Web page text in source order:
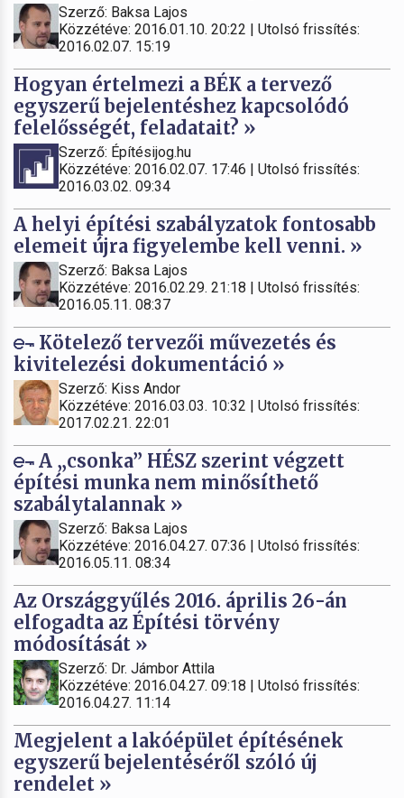
Szerző: Baksa Lajos
Közzétéve: 2016.01.10. 20:22 | Utolsó frissítés:
2016.02.07. 15:19
Hogyan értelmezi a BÉK a tervező
egyszerű bejelentéshez kapcsolódó
felelősségét, feladatait? »
Szerző: Építésijog.hu
Közzétéve: 2016.02.07. 17:46 | Utolsó frissítés:
2016.03.02. 09:34
A helyi építési szabályzatok fontosabb
elemeit újra figyelembe kell venni. »
Szerző: Baksa Lajos
Közzétéve: 2016.02.29. 21:18 | Utolsó frissítés:
2016.05.11. 08:37
Kötelező tervezői művezetés és
kivitelezési dokumentáció »
Szerző: Kiss Andor
Közzétéve: 2016.03.03. 10:32 | Utolsó frissítés:
2017.02.21. 22:01
A „csonka” HÉSZ szerint végzett
építési munka nem minősíthető
szabálytalannak »
Szerző: Baksa Lajos
Közzétéve: 2016.04.27. 07:36 | Utolsó frissítés:
2016.05.11. 08:34
Az Országgyűlés 2016. április 26-án
elfogadta az Építési törvény
módosítását »
Szerző: Dr. Jámbor Attila
Közzétéve: 2016.04.27. 09:18 | Utolsó frissítés:
2016.04.27. 11:14
Megjelent a lakóépület építésének
egyszerű bejelentéséről szóló új
rendelet »